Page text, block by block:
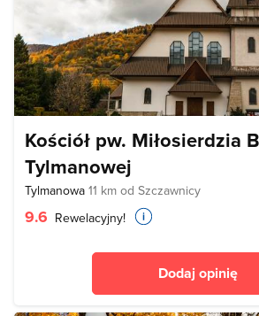
Kościół pw. Miłosierdzia
Tylmanowej
Tylmanowa 11 km od Szczawnicy
9.6 Rewelacyjny!
Dodaj opinię